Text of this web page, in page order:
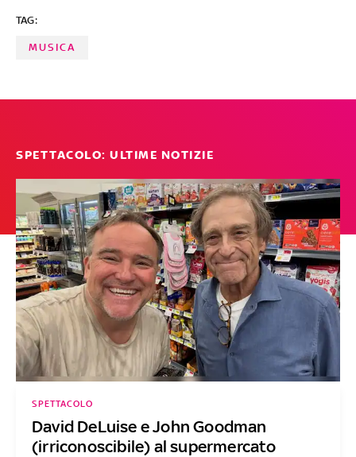
posto a pari merito. SELEZIONE E SCELTA DEI BRANI A
TAG:
MUSICA
SPETTACOLO: ULTIME NOTIZIE
David DeLuise e John Goodman
(irriconoscibile) al supermercato
SPETTACOLO